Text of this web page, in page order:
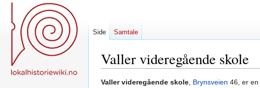
Valler videregående skole
Hopp
Hopp
Valler videregående skole, Brynsveien 46, er en
Side Samtale